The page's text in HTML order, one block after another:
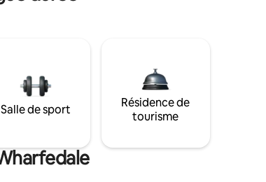
Salle de sport
Résidence de
tourisme